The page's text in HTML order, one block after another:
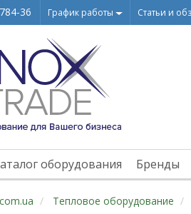
36 График работы Статьи и
оборудования Бренды
Тепловое оборудование